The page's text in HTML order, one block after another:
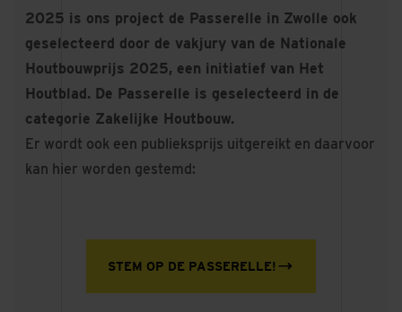
2025 is ons project de Passerelle in Zwolle ook
geselecteerd door de vakjury van de Nationale
Houtbouwprijs 2025, een initiatief van Het
Houtblad. De Passerelle is geselecteerd in de
categorie Zakelijke Houtbouw.
Er wordt ook een publieksprijs uitgereikt en daarvoor
kan hier worden gestemd:
STEM OP DE PASSERELLE!